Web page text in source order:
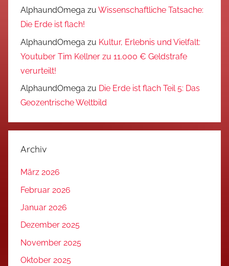
AlphaundOmega zu Wissenschaftliche Tatsache:
Die Erde ist flach!
AlphaundOmega zu Kultur, Erlebnis und Vielfalt:
Youtuber Tim Kellner zu 11.000 € Geldstrafe
verurteilt!
AlphaundOmega zu Die Erde ist flach Teil 5: Das
Geozentrische Weltbild
Archiv
März 2026
Februar 2026
Januar 2026
Dezember 2025
November 2025
Oktober 2025